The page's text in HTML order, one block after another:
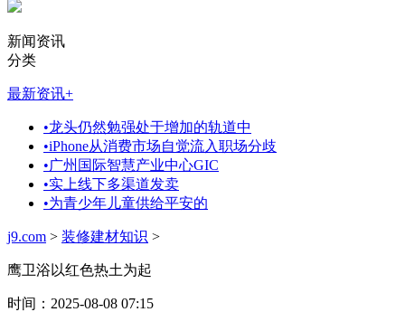
新闻资讯
分类
最新资讯+
•龙头仍然勉强处于增加的轨道中
•iPhone从消费市场自觉流入职场分歧
•广州国际智慧产业中心GIC
•实上线下多渠道发卖
•为青少年儿童供给平安的
j9.com > 装修建材知识 >
鹰卫浴以红色热土为起
时间：2025-08-08 07:15